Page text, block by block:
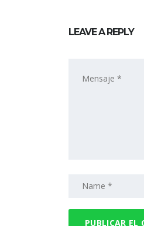
LEAVE A REPLY